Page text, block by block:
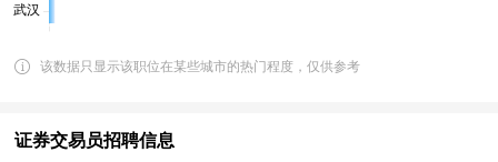
该数据只显示该职位在某些城市的热门程度，仅供参考
证券交易员招聘信息